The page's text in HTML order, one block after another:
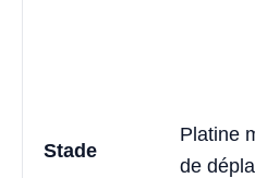
Stade
Platine
de